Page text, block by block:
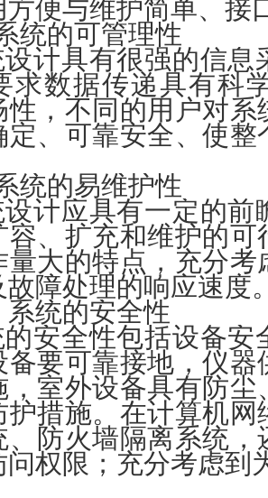
方便与维护简单、接
统的可管理性
设计具有很强的信息
求数据传递具有科
性，不同的用户对
定、可靠安全、使
统的易维护性
设计应具有一定的前
容、扩充和维护的
量大的特点，充分
故障处理的响应速度
系统的安全性
的安全性包括设备安
备要可靠接地，仪
，室外设备具有防
护措施。在计算机
、防火墙隔离系统
问权限；充分考虑到